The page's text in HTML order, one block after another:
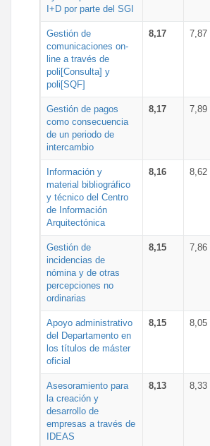
I+D por parte del SGI
Gestión de
comunicaciones on-
line a través de
poli[Consulta] y
poli[SQF]
8,17 7,87
Gestión de pagos
como consecuencia
de un periodo de
intercambio
8,17 7,89
Información y
material bibliográfico
y técnico del Centro
de Información
Arquitectónica
8,16 8,62
Gestión de
incidencias de
nómina y de otras
percepciones no
ordinarias
8,15 7,86
Apoyo administrativo
del Departamento en
los títulos de máster
oficial
8,15 8,05
Asesoramiento para
la creación y
desarrollo de
empresas a través de
IDEAS
8,13 8,33